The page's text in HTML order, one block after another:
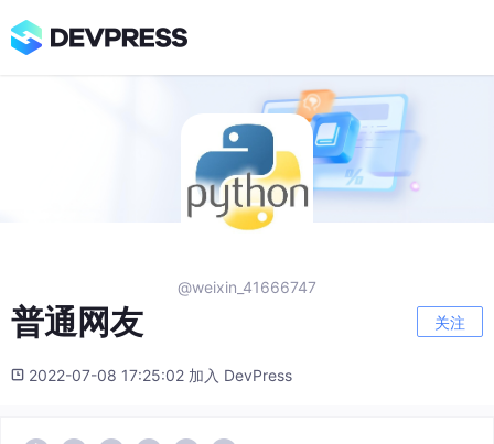
@weixin_41666747
普通网友 关注
2022-07-08 17:25:02 加入 DevPress